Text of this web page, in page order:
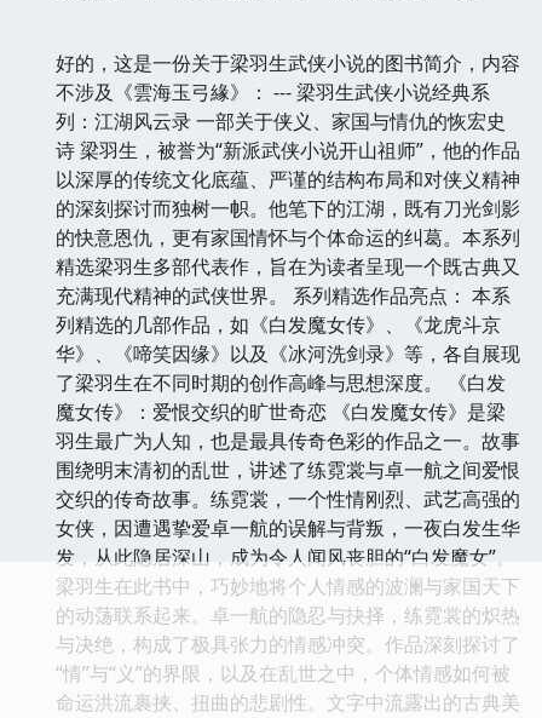
好的，这是一份关于梁羽生武侠小说的图书简介，内容
不涉及《雲海玉弓緣》： --- 梁羽生武侠小说经典系
列：江湖风云录 一部关于侠义、家国与情仇的恢宏史
诗 梁羽生，被誉为“新派武侠小说开山祖师”，他的作品
以深厚的传统文化底蕴、严谨的结构布局和对侠义精神
的深刻探讨而独树一帜。他笔下的江湖，既有刀光剑影
的快意恩仇，更有家国情怀与个体命运的纠葛。本系列
精选梁羽生多部代表作，旨在为读者呈现一个既古典又
充满现代精神的武侠世界。 系列精选作品亮点： 本系
列精选的几部作品，如《白发魔女传》、《龙虎斗京
华》、《啼笑因缘》以及《冰河洗剑录》等，各自展现
了梁羽生在不同时期的创作高峰与思想深度。 《白发
魔女传》：爱恨交织的旷世奇恋 《白发魔女传》是梁
羽生最广为人知，也是最具传奇色彩的作品之一。故事
围绕明末清初的乱世，讲述了练霓裳与卓一航之间爱恨
交织的传奇故事。练霓裳，一个性情刚烈、武艺高强的
女侠，因遭遇挚爱卓一航的误解与背叛，一夜白发生华
发，从此隐居深山，成为令人闻风丧胆的“白发魔女”。
梁羽生在此书中，巧妙地将个人情感的波澜与家国天下
的动荡联系起来。卓一航的隐忍与抉择，练霓裳的炽热
与决绝，构成了极具张力的情感冲突。作品深刻探讨了
“情”与“义”的界限，以及在乱世之中，个体情感如何被
命运洪流裹挟、扭曲的悲剧性。文字中流露出的古典美